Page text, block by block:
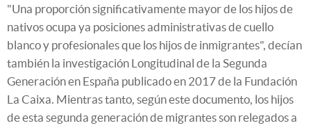
"Una proporción significativamente mayor de los hijos de
nativos ocupa ya posiciones administrativas de cuello
blanco y profesionales que los hijos de inmigrantes", decían
también la investigación Longitudinal de la Segunda
Generación en España publicado en 2017 de la Fundación
La Caixa. Mientras tanto, según este documento, los hijos
de esta segunda generación de migrantes son relegados a